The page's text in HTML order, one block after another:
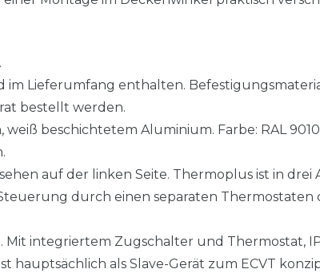
im Lieferumfang enthalten.
bestellt werden.
beschichtetem Aluminium. Farbe: RAL
auf der linken Seite. Thermoplus ist in
durch einen separaten Thermostaten
Mit integriertem Zugschalter und Thermostat,
hauptsächlich als Slave-Gerät zum ECVT